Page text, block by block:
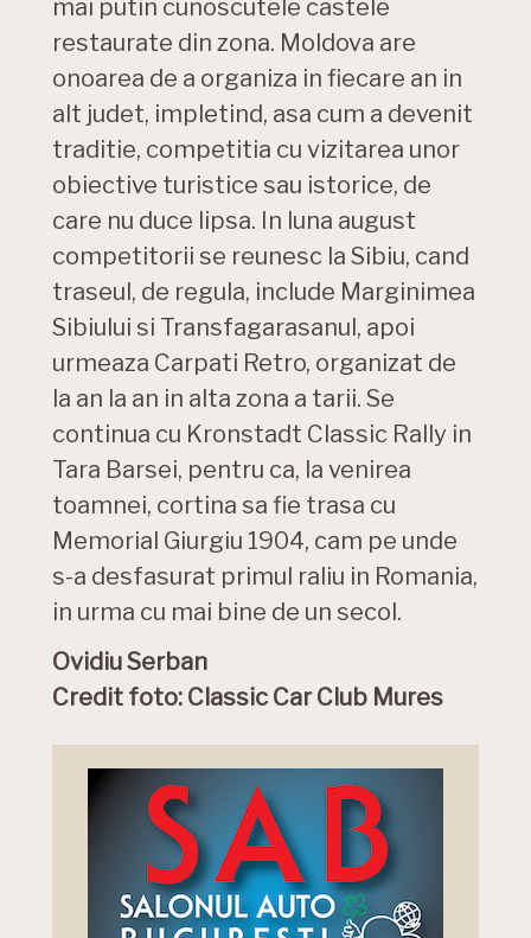
mai putin cunoscutele castele
restaurate din zona. Moldova are
onoarea de a organiza in fiecare an in
alt judet, impletind, asa cum a devenit
traditie, competitia cu vizitarea unor
obiective turistice sau istorice, de
care nu duce lipsa. In luna august
competitorii se reunesc la Sibiu, cand
traseul, de regula, include Marginimea
Sibiului si Transfagarasanul, apoi
urmeaza Carpati Retro, organizat de
la an la an in alta zona a tarii. Se
continua cu Kronstadt Classic Rally in
Tara Barsei, pentru ca, la venirea
toamnei, cortina sa fie trasa cu
Memorial Giurgiu 1904, cam pe unde
s-a desfasurat primul raliu in Romania,
in urma cu mai bine de un secol.
Ovidiu Serban
Credit foto: Classic Car Club Mures